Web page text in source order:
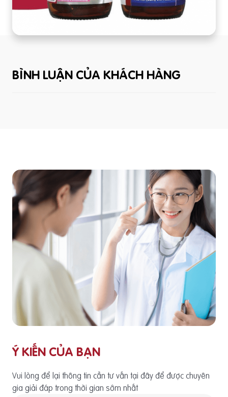
BÌNH LUẬN CỦA KHÁCH HÀNG
Ý KIẾN CỦA BẠN
Vui lòng để lại thông tin cần tư vấn tại đây để được chuyên
gia giải đáp trong thời gian sớm nhất